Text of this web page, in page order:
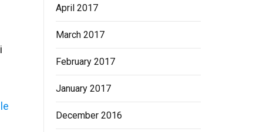
April 2017
March 2017
February 2017
January 2017
December 2016